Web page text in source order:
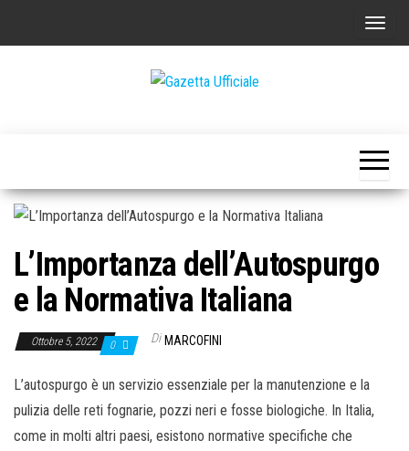
C
t
a
v
L’Importanza dell’Autospurgo
e la Normativa Italiana
Ottobre 5, 2022 0 Di MARCOFINI
L’autospurgo è un servizio essenziale per la manutenzione e la
pulizia delle reti fognarie, pozzi neri e fosse biologiche. In Italia,
come in molti altri paesi, esistono normative specifiche che